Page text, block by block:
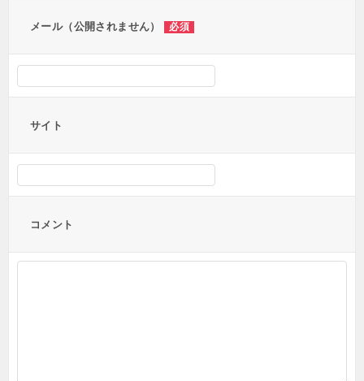
メール（公開されません） 必須
サイト
コメント